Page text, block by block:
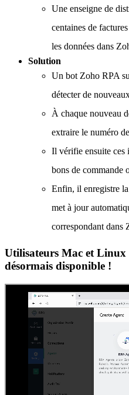
Une enseigne de
centaines de
les données dans
Solution
Un bot Zoho RPA
détecter de
À chaque nouveau
extraire le numéro
Il vérifie ensuite ces
bons de commande
Enfin, il enregistre
met à jour
correspondant dans
Utilisateurs Mac et Linux
désormais disponible !